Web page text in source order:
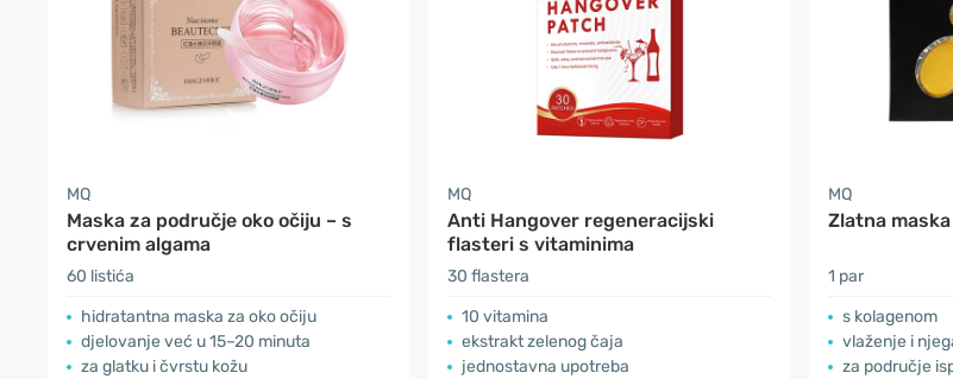
MQ
Maska za područje oko očiju – s
crvenim algama
60 listića
hidratantna maska za oko očiju
djelovanje već u 15–20 minuta
za glatku i čvrstu kožu
MQ
Anti Hangover regeneracijski
flasteri s vitaminima
30 flastera
10 vitamina
ekstrakt zelenog čaja
jednostavna upotreba
MQ
Zlatna
1 par
s kolagenom
vlaženje i
za područje